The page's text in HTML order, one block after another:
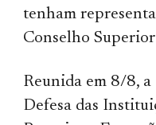
tenham
Conselho
Reunida em 8/8,
Defesa das